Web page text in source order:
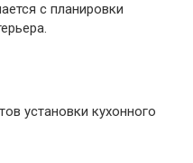
с планировки
установки кухонного